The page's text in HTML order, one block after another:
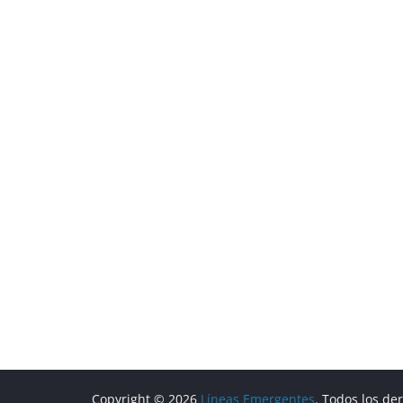
Copyright © 2026 Líneas Emergentes. Todos los